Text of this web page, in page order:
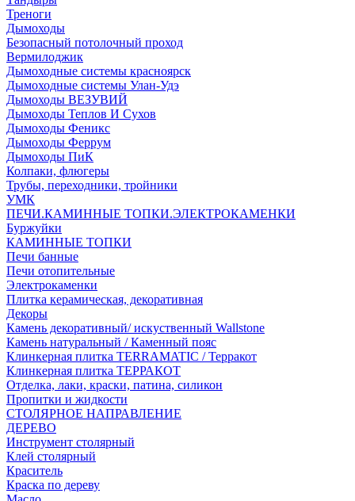
Треноги
Дымоходы
Безопасный потолочный проход
Вермилоджик
Дымоходные системы красноярск
Дымоходные системы Улан-Удэ
Дымоходы ВЕЗУВИЙ
Дымоходы Теплов И Сухов
Дымоходы Феникс
Дымоходы Феррум
Дымоходы ПиК
Колпаки, флюгеры
Трубы, переходники, тройники
УМК
ПЕЧИ.КАМИННЫЕ ТОПКИ.ЭЛЕКТРОКАМЕНКИ
Буржуйки
КАМИННЫЕ ТОПКИ
Печи банные
Печи отопительные
Электрокаменки
Плитка керамическая, декоративная
Декоры
Камень декоративный/ искуственный Wallstone
Камень натуральный / Каменный пояс
Клинкерная плитка TERRAMATIC / Терракот
Клинкерная плитка ТЕРРАКОТ
Отделка, лаки, краски, патина, силикон
Пропитки и жидкости
СТОЛЯРНОЕ НАПРАВЛЕНИЕ
ДЕРЕВО
Инструмент столярный
Клей столярный
Краситель
Краска по дереву